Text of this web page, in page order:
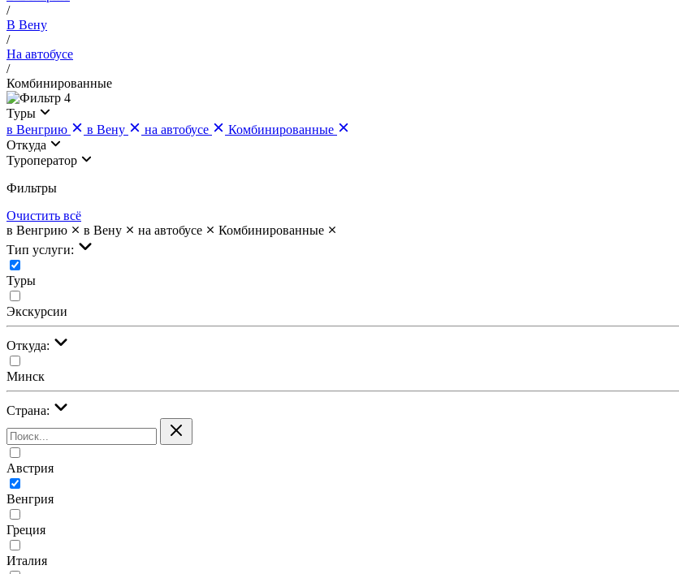
/
В Вену
/
На автобусе
/
Комбинированные
4
Туры
в Венгрию
в Вену на автобусе
Комбинированные
Откуда
Туроператор
Фильтры
Очистить всё
в Венгрию
в Вену на автобусе
Комбинированные
Тип услуги:
Туры
Экскурсии
Откуда:
Минск
Страна:
Австрия
Венгрия
Греция
Италия